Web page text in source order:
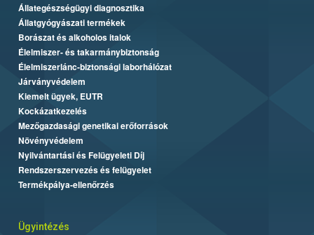
Állategészségügyi diagnosztika
Állatgyógyászati termékek
Borászat és alkoholos italok
Élelmiszer- és takarmánybiztonság
Élelmiszerlánc-biztonsági laborhálózat
Járványvédelem
Kiemelt ügyek, EUTR
Kockázatkezelés
Mezőgazdasági genetikai erőforrások
Növényvédelem
Nyilvántartási és Felügyeleti Díj
Rendszerszervezés és felügyelet
Termékpálya-ellenőrzés
Ügyintézés